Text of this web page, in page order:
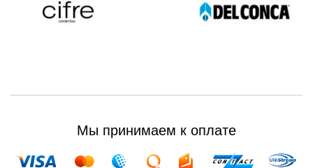
Мы принимаем к оплате